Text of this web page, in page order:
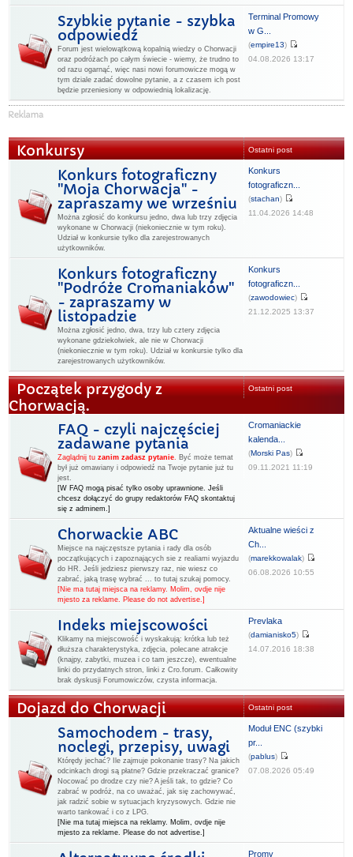
Szybkie pytanie - szybka
odpowiedź
Forum jest wielowątkową kopalnią wiedzy o Chorwacji
oraz podróżach po całym świecie - wiemy, że trudno to
od razu ogarnąć, więc nasi nowi forumowicze mogą w
tym dziale zadać dowolne pytanie, a z czasem ich post
będzie przeniesiony w odpowiednią lokalizację.
Terminal Promowy
w G...
(empire13)
04.08.2026 13:17
Konkursy Ostatni post
Konkurs fotograficzny
"Moja Chorwacja" -
zapraszamy we wrześniu
Można zgłosić do konkursu jedno, dwa lub trzy zdjęcia
wykonane w Chorwacji (niekoniecznie w tym roku).
Udział w konkursie tylko dla zarejestrowanych
użytkowników.
Konkurs
fotograficzn...
(stachan)
11.04.2026 14:48
Konkurs fotograficzny
"Podróże Cromaniaków"
- zapraszamy w
listopadzie
Można zgłosić jedno, dwa, trzy lub cztery zdjęcia
wykonane gdziekolwiek, ale nie w Chorwacji
(niekoniecznie w tym roku). Udział w konkursie tylko dla
zarejestrowanych użytkowników.
Konkurs
fotograficzn...
(zawodowiec)
21.12.2025 13:37
Początek przygody z
Chorwacją.
Ostatni post
FAQ - czyli najczęściej
zadawane pytania
Zaglądnij tu zanim zadasz pytanie. Być może temat
był już omawiany i odpowiedź na Twoje pytanie już tu
jest.
[W FAQ mogą pisać tylko osoby uprawnione. Jeśli
chcesz dołączyć do grupy redaktorów FAQ skontaktuj
się z adminem.]
Cromaniackie
kalenda...
(Morski Pas)
09.11.2021 11:19
Chorwackie ABC
Miejsce na najczęstsze pytania i rady dla osób
początkujących i zapoznających sie z realiami wyjazdu
do HR. Jeśli jedziesz pierwszy raz, nie wiesz co
zabrać, jaką trasę wybrać ... to tutaj szukaj pomocy.
[Nie ma tutaj miejsca na reklamy. Molim, ovdje nije
mjesto za reklame. Please do not advertise.]
Aktualne wieści z
Ch...
(marekkowalak)
06.08.2026 10:55
Indeks miejscowości
Klikamy na miejscowość i wyskakują: krótka lub też
dłuższa charakterystyka, zdjęcia, polecane atrakcje
(knajpy, zabytki, muzea i co tam jeszcze), ewentualne
linki do przydatnych stron, linki z Cro.forum. Całkowity
brak dyskusji Forumowiczów, czysta informacja.
Prevlaka
(damianisko5)
14.07.2016 18:38
Dojazd do Chorwacji Ostatni post
Samochodem - trasy,
noclegi, przepisy, uwagi
Którędy jechać? Ile zajmuje pokonanie trasy? Na jakich
odcinkach drogi są płatne? Gdzie przekraczać granice?
Nocować po drodze czy nie? A jeśli tak, to gdzie? Co
zabrać w podróż, na co uważać, jak się zachowywać,
jak radzić sobie w sytuacjach kryzysowych. Gdzie nie
warto tankować i co z LPG.
[Nie ma tutaj miejsca na reklamy. Molim, ovdje nije
mjesto za reklame. Please do not advertise.]
Moduł ENC (szybki
pr...
(pablus)
07.08.2026 05:49
Promy